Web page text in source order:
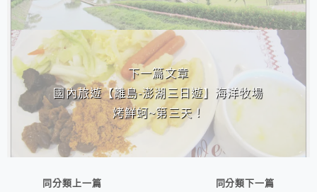
下一篇文章
國內旅遊【離島-澎湖三日遊】海洋牧場
烤鮮蚵~第三天！
同分類上一篇
同分類下一篇